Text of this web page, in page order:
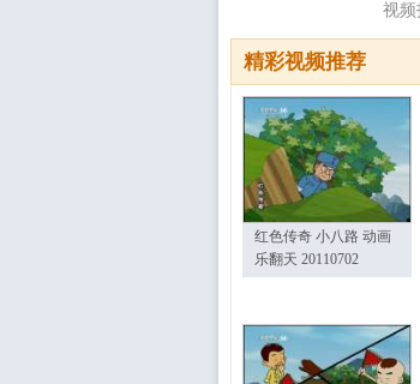
视频
精彩视频推荐
红色传奇 小八路 动画
乐翻天 20110702